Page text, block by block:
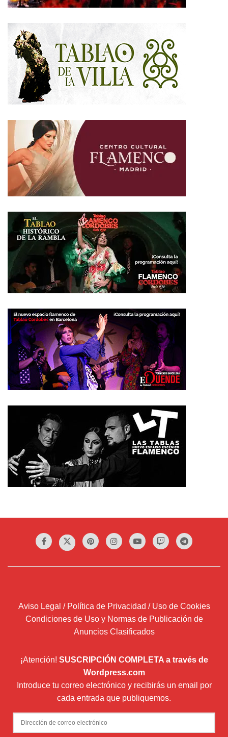
Aviso Legal / Política de Privacidad / Uso de Cookies
Condiciones de Uso y Normas de Publicación de
Anuncios Clasificados
¡Atención! SUSCRIPCIÓN COMPLETA a través de
Wordpress.com
Introduce tu correo electrónico y recibirás un email por
cada entrada que publiquemos.
Dirección
de